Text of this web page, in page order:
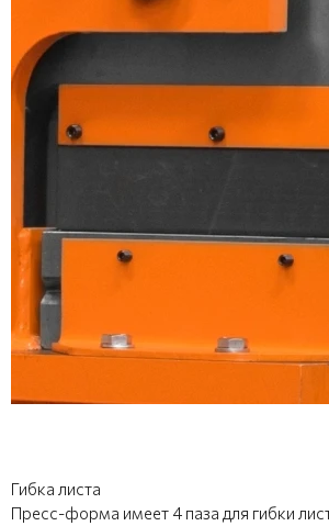
Гибка листа
Пресс-форма имеет 4 паза для гибки